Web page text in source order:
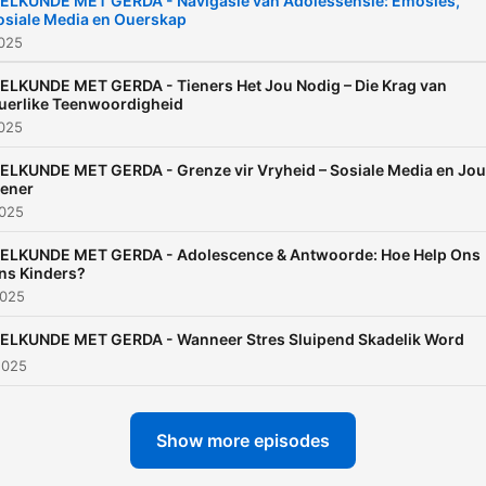
van gemeenskap en
jongste episodes en wees
van die gesprek!
Media en Ouerskap
MET GERDA - Tieners Het Jou Nodig – Die Krag van
Teenwoordigheid
MET GERDA - Grenze vir Vryheid – Sosiale Media en Jou
MET GERDA - Adolescence & Antwoorde: Hoe Help Ons
Kinders?
MET GERDA - Wanneer Stres Sluipend Skadelik Word
Show more episodes